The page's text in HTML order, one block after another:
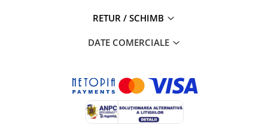
RETUR / SCHIMB
DATE COMERCIALE